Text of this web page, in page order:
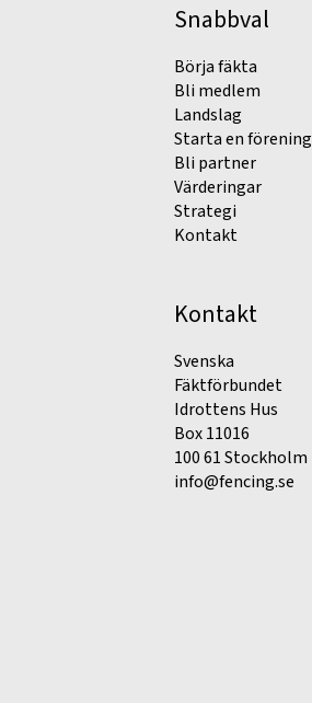
Snabbval
Börja fäkta
Bli medlem
Landslag
Starta en förening
Bli partner
Värderingar
Strategi
Kontakt
Kontakt
Svenska
Fäktförbundet
Idrottens Hus
Box 11016
100 61 Stockholm
info@fencing.se